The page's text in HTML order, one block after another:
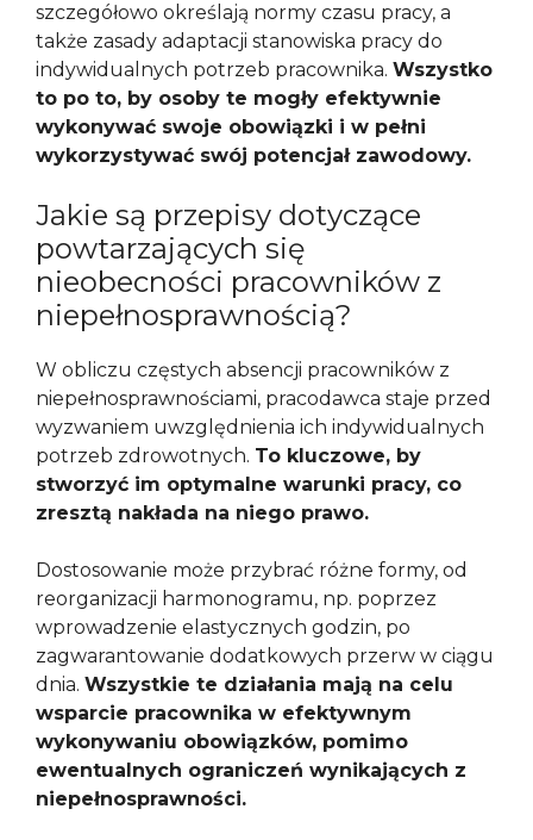
szczegółowo określają normy czasu pracy, a
także zasady adaptacji stanowiska pracy do
indywidualnych potrzeb pracownika. Wszystko
to po to, by osoby te mogły efektywnie
wykonywać swoje obowiązki i w pełni
wykorzystywać swój potencjał zawodowy.
Jakie są przepisy dotyczące
powtarzających się
nieobecności pracowników z
niepełnosprawnością?
W obliczu częstych absencji pracowników z
niepełnosprawnościami, pracodawca staje przed
wyzwaniem uwzględnienia ich indywidualnych
potrzeb zdrowotnych. To kluczowe, by
stworzyć im optymalne warunki pracy, co
zresztą nakłada na niego prawo.
Dostosowanie może przybrać różne formy, od
reorganizacji harmonogramu, np. poprzez
wprowadzenie elastycznych godzin, po
zagwarantowanie dodatkowych przerw w ciągu
dnia. Wszystkie te działania mają na celu
wsparcie pracownika w efektywnym
wykonywaniu obowiązków, pomimo
ewentualnych ograniczeń wynikających z
niepełnosprawności.